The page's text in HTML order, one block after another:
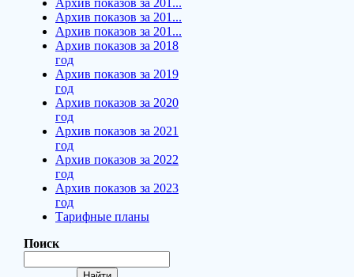
Архив показов за 201...
Архив показов за 201...
Архив показов за 201...
Архив показов за 2018
год
Архив показов за 2019
год
Архив показов за 2020
год
Архив показов за 2021
год
Архив показов за 2022
год
Архив показов за 2023
год
Тарифные планы
Поиск